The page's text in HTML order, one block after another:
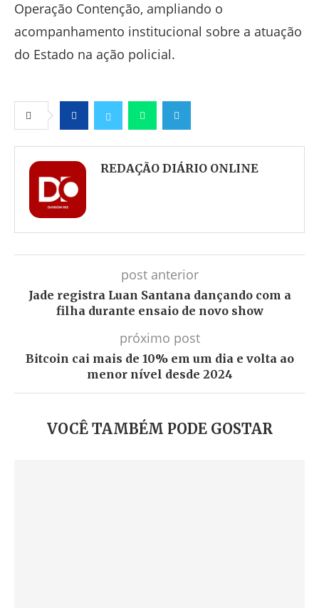
Operação Contenção, ampliando o
acompanhamento institucional sobre a atuação
do Estado na ação policial.
FacebookTwitter WhatsappTelegram
REDAÇÃO DIÁRIO ONLINE
post anterior
Jade registra Luan Santana dançando com a
filha durante ensaio de novo show
próximo post
Bitcoin cai mais de 10% em um dia e volta ao
menor nível desde 2024
VOCÊ TAMBÉM PODE GOSTAR